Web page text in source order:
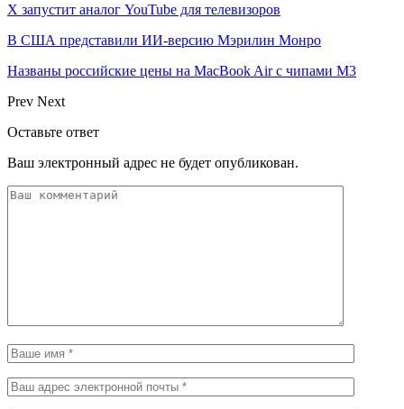
X запустит аналог YouTube для телевизоров
В США представили ИИ-версию Мэрилин Монро
Названы российские цены на MacBook Air с чипами M3
Prev Next
Оставьте ответ
Ваш электронный адрес не будет опубликован.